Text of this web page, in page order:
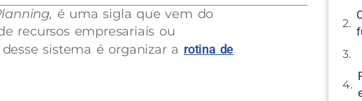
é uma sigla que vem do
recursos empresariais ou
sistema é organizar a rotina de